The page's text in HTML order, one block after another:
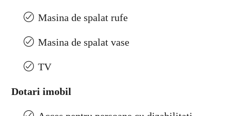
Masina de spalat rufe
Masina de spalat vase
TV
Dotari imobil